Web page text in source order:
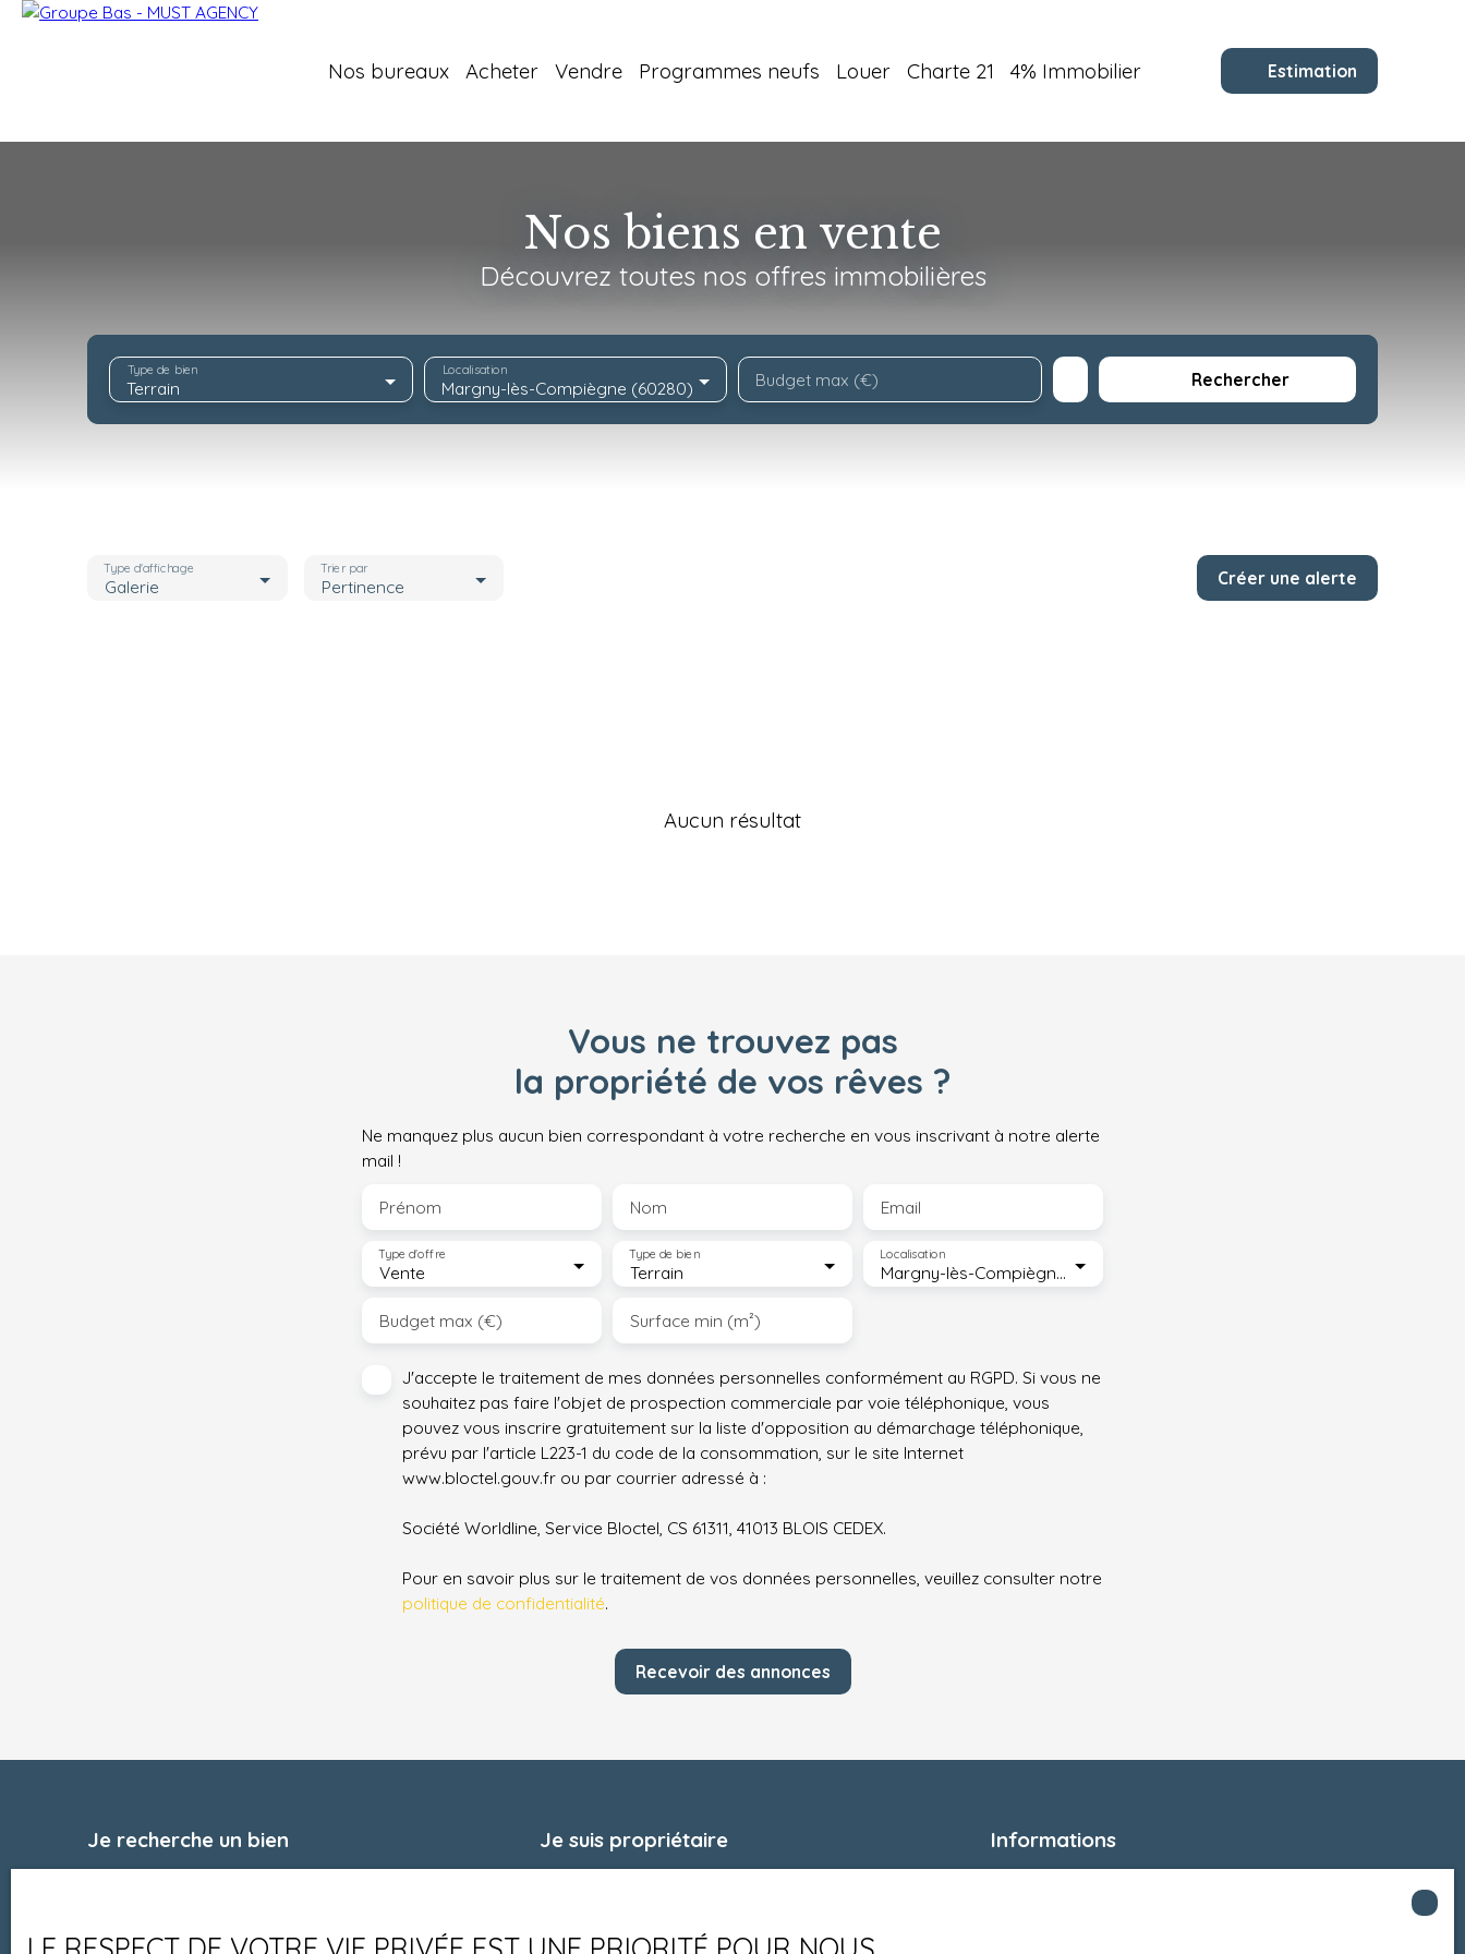
Nos bureaux Acheter Vendre Programmes neufs Louer Charte 21 4% Immobilier Estimation
Nos biens en vente
Découvrez toutes nos offres immobilières
Terrain
Type de bien
Margny-lès-Compiègne (60280)
Localisation Budget max (€) Rechercher
Galerie
Type d'affichage
Pertinence
Trier par Créer une alerte
Aucun résultat
Vous ne trouvez pas
la propriété de vos rêves ?
Ne manquez plus aucun bien correspondant à votre recherche en vous inscrivant à notre alerte
mail !
Prénom Nom Email
Vente
Type d'offre
Terrain
Type de bien
Margny-lès-Compiègne (60280)
Localisation
Budget max (€) Surface min (m²)
J'accepte le traitement de mes données personnelles conformément au RGPD. Si vous ne
souhaitez pas faire l'objet de prospection commerciale par voie téléphonique, vous
pouvez vous inscrire gratuitement sur la liste d'opposition au démarchage téléphonique,
prévu par l'article L223-1 du code de la consommation, sur le site Internet
www.bloctel.gouv.fr ou par courrier adressé à :
Société Worldline, Service Bloctel, CS 61311, 41013 BLOIS CEDEX.
Pour en savoir plus sur le traitement de vos données personnelles, veuillez consulter notre
politique de confidentialité.
Recevoir des annonces
Je recherche un bien Je suis propriétaire Informations